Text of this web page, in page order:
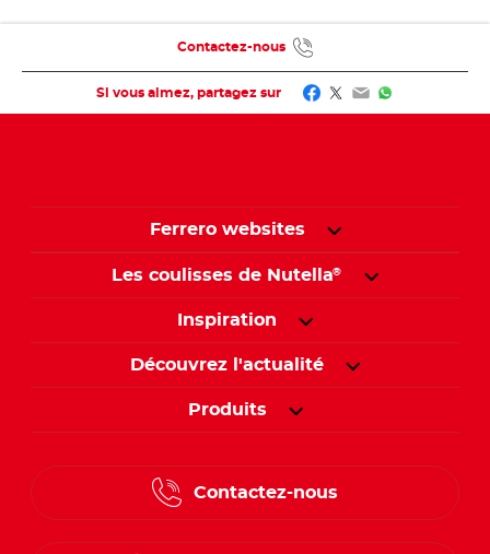
Si vous aimez, partagez sur Facebook
Twitter
EmailWhatsApp
Contactez-nous
Ferrero websites
Les coulisses de Nutella®
Inspiration
Découvrez l'actualité
Produits
Contactez-nous